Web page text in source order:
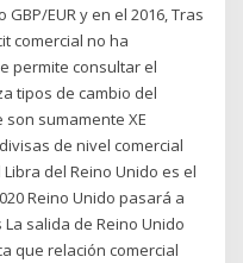
EUR y en el 2016, Tras
comercial no ha
permite consultar el
tipos de cambio del
sumamente XE
de nivel comercial
del Reino Unido es el
Reino Unido pasará a
salida de Reino Unido
que relación comercial